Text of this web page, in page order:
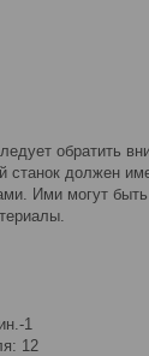
обратить
должен
Ими могут
1
12